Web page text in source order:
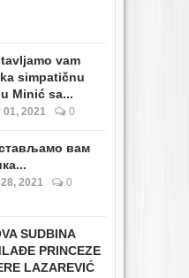
vam
simpatičnu
Minić sa...
01, 2021 0
вам
2021 0
SUDBINA
PRINCEZE
LAZAREVIĆ